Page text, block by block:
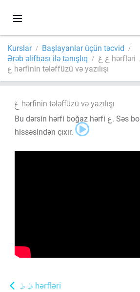
Kurslar
Başlayanlar üçün təcvid
Ərəb əlifbası ilə tanışlıq
ع غ hərfləri
غ hərfinin tələffüzü və yazılışı
hərfləri
hərfinin tələffüzü və yazılışı
Bu dərsin hərfi boğaz hərfi غ. Səs boğazın yuxarı
hissəsindən çıxır.